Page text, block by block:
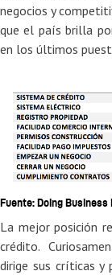
negocios y
que el país brilla
en los últimos
Fuente: Doing Business
La mejor posición
crédito.
dirige sus críticas y